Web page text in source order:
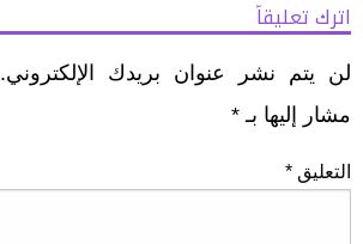
اترك تعليقاً
لن يتم نشر عنوان بريدك الإلكتروني.
مشار إليها بـ *
التعليق *